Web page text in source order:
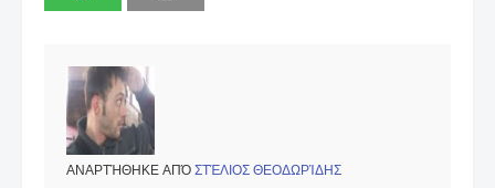
ΑΝΑΡΤΉΘΗΚΕ ΑΠΌΣΤΈΛΙΟΣ ΘΕΟΔΩΡΊΔΗΣ